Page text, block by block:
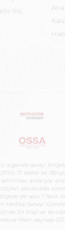
Inc.
sanayi
17 sektör ve 139
alanlarında
yer alan 7
Medikal Sanayi
bir bilgi ve
ve ilham kaynağı